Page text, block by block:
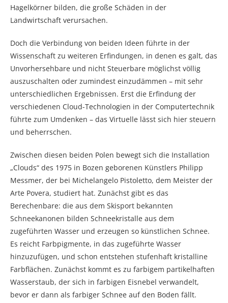
Hagelkörner bilden, die große Schäden in der
Landwirtschaft verursachen.
Doch die Verbindung von beiden Ideen führte in der
Wissenschaft zu weiteren Erfindungen, in denen es galt, das
Unvorhersehbare und nicht Steuerbare möglichst völlig
auszuschalten oder zumindest einzudämmen – mit sehr
unterschiedlichen Ergebnissen. Erst die Erfindung der
verschiedenen Cloud-Technologien in der Computertechnik
führte zum Umdenken – das Virtuelle lässt sich hier steuern
und beherrschen.
Zwischen diesen beiden Polen bewegt sich die Installation
„Clouds“ des 1975 in Bozen geborenen Künstlers Philipp
Messmer, der bei Michelangelo Pistoletto, dem Meister der
Arte Povera, studiert hat. Zunächst gibt es das
Berechenbare: die aus dem Skisport bekannten
Schneekanonen bilden Schneekristalle aus dem
zugeführten Wasser und erzeugen so künstlichen Schnee.
Es reicht Farbpigmente, in das zugeführte Wasser
hinzuzufügen, und schon entstehen stufenhaft kristalline
Farbflächen. Zunächst kommt es zu farbigem partikelhaften
Wasserstaub, der sich in farbigen Eisnebel verwandelt,
bevor er dann als farbiger Schnee auf den Boden fällt.